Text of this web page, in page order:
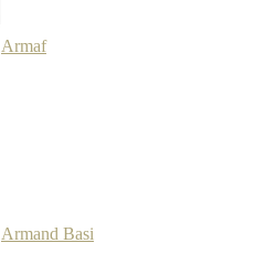
Armaf
Armand Basi